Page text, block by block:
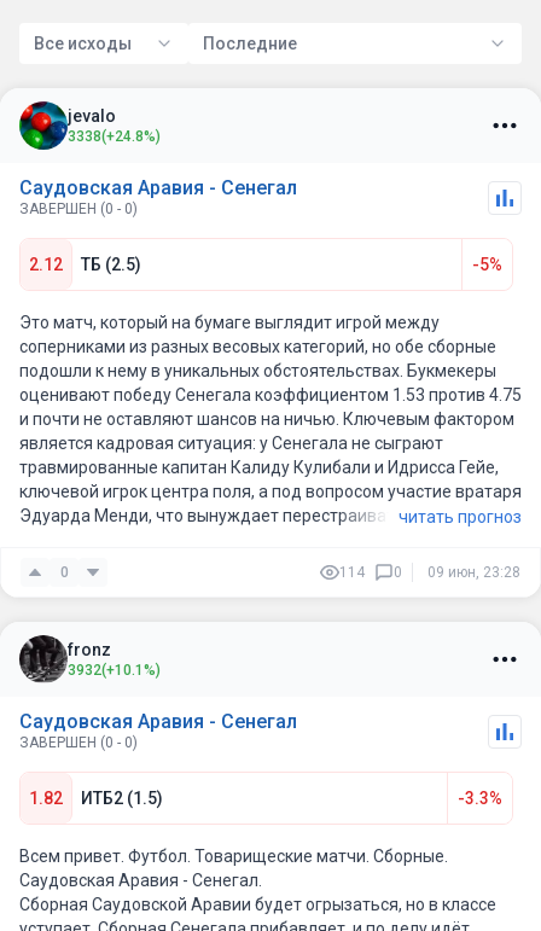
Все исходы Последние
jevalo
3338(+24.8%)
Саудовская Аравия - Сенегал
ЗАВЕРШЕН (0 - 0)
2.12 ТБ (2.5) -5%
Это матч, который на бумаге выглядит игрой между
соперниками из разных весовых категорий, но обе сборные
подошли к нему в уникальных обстоятельствах. Букмекеры
оценивают победу Сенегала коэффициентом 1.53 против 4.75
и почти не оставляют шансов на ничью. Ключевым фактором
является кадровая ситуация: у Сенегала не сыграют
травмированные капитан Калиду Кулибали и Идрисса Гейе,
ключевой игрок центра поля, а под вопросом участие вратаря
Эдуарда Менди, что вынуждает перестраивать всю
тревожнее: в их составе нет ряда игроков основного состава,
а левый защитник Закария Хавсави, который мог бы
кондициям. Центральный защитник Хасан Тамбакти
пропустил последнюю тренировку из-за проблем с задней
поверхностью бедра, а вратарь Мухаммед Аль-Ями был
матчем.
Учитывая потерю капитана, Сенегал, вероятно, перейдет на
более сдержанную игру, нежели их обычный атакующий
стиль. Атака все еще грозная с дуэтом Мане и Джексона, но
без Кулибали в центре обороны они станут более уязвимы
для контратак, при этом сами аравитяне вряд ли смогут
создать моменты без ключевых игроков атаки. Наиболее
вероятный сценарий — сдержанный первый тайм, в котором
обе команды будут присматриваться друг к другу и
читать прогноз
0 114 0 09 июн, 23:28
fronz
3932(+10.1%)
Саудовская Аравия - Сенегал
ЗАВЕРШЕН (0 - 0)
1.82 ИТБ2 (1.5) -3.3%
Всем привет. Футбол. Товарищеские матчи. Сборные.
Саудовская Аравия - Сенегал.
Сборная Саудовской Аравии будет огрызаться, но в классе